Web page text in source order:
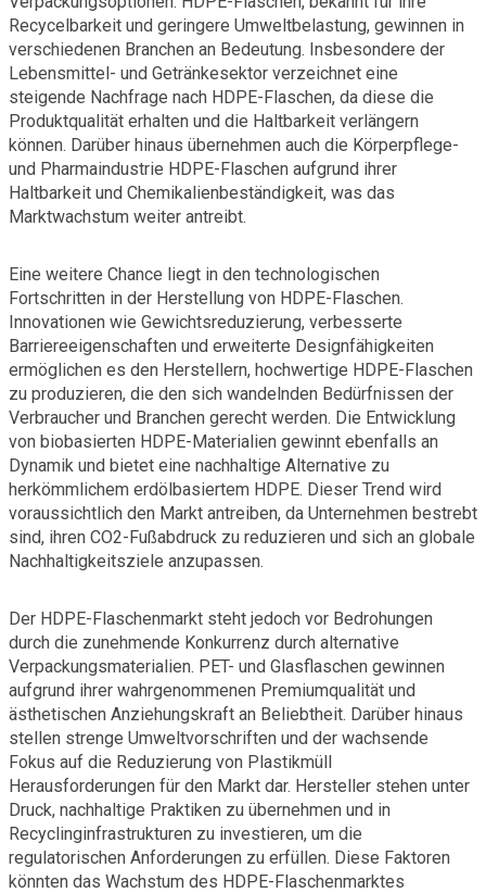
Recycelbarkeit und geringere Umweltbelastung, gewinnen in
verschiedenen Branchen an Bedeutung. Insbesondere der
Lebensmittel- und Getränkesektor verzeichnet eine
steigende Nachfrage nach HDPE-Flaschen, da diese die
Produktqualität erhalten und die Haltbarkeit verlängern
können. Darüber hinaus übernehmen auch die Körperpflege-
und Pharmaindustrie HDPE-Flaschen aufgrund ihrer
Haltbarkeit und Chemikalienbeständigkeit, was das
Marktwachstum weiter antreibt.
Eine weitere Chance liegt in den technologischen
Fortschritten in der Herstellung von HDPE-Flaschen.
Innovationen wie Gewichtsreduzierung, verbesserte
Barriereeigenschaften und erweiterte Designfähigkeiten
ermöglichen es den Herstellern, hochwertige HDPE-Flaschen
zu produzieren, die den sich wandelnden Bedürfnissen der
Verbraucher und Branchen gerecht werden. Die Entwicklung
von biobasierten HDPE-Materialien gewinnt ebenfalls an
Dynamik und bietet eine nachhaltige Alternative zu
herkömmlichem erdölbasiertem HDPE. Dieser Trend wird
voraussichtlich den Markt antreiben, da Unternehmen bestrebt
sind, ihren CO2-Fußabdruck zu reduzieren und sich an globale
Nachhaltigkeitsziele anzupassen.
Der HDPE-Flaschenmarkt steht jedoch vor Bedrohungen
durch die zunehmende Konkurrenz durch alternative
Verpackungsmaterialien. PET- und Glasflaschen gewinnen
aufgrund ihrer wahrgenommenen Premiumqualität und
ästhetischen Anziehungskraft an Beliebtheit. Darüber hinaus
stellen strenge Umweltvorschriften und der wachsende
Fokus auf die Reduzierung von Plastikmüll
Herausforderungen für den Markt dar. Hersteller stehen unter
Druck, nachhaltige Praktiken zu übernehmen und in
Recyclinginfrastrukturen zu investieren, um die
regulatorischen Anforderungen zu erfüllen. Diese Faktoren
könnten das Wachstum des HDPE-Flaschenmarktes